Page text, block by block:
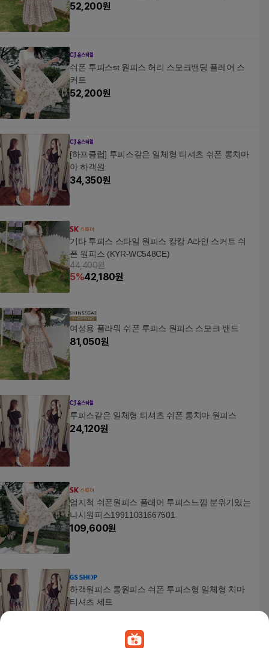
52,200원
쉬폰 투피스st 원피스 허리 스모크밴딩 플레어 스
커트
52,200원
[하프클럽] 투피스같은 일체형 티셔츠 쉬폰 롱치마
아 하객원
34,350원
기타 투피스 스타일 원피스 캉캉 A라인 스커트 쉬
폰 원피스 (KYR-WC548CE)
44,400원
5%42,180원
여성용 플라워 쉬폰 투피스 원피스 스모크 밴드
81,050원
투피스같은 일체형 티셔츠 쉬폰 롱치마 원피스
24,120원
엄지척 쉬폰원피스 플레어 투피스느낌 분위기있는
나시원피스19911031667501
109,600원
하객원피스 롱원피스 쉬폰 투피스형 일체형 치마
티셔츠 세트